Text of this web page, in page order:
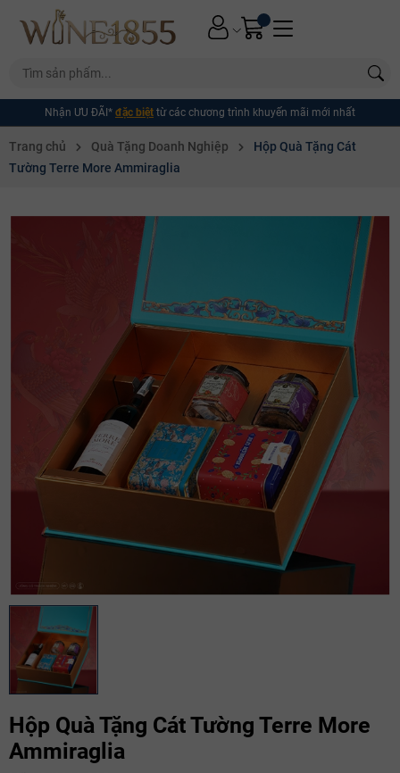
Nhận ƯU ĐÃI* đặc biệt từ các chương trình khuyến mãi mới nhất
Trang chủ Quà Tặng Doanh Nghiệp
Hộp Quà Tặng Cát
Tường Terre More Ammiraglia
Hộp Quà Tặng Cát Tường Terre More
Ammiraglia
Mã giảm giá:
Ngày hết hạn: